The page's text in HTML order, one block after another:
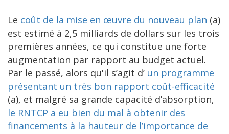
Le coût de la mise en œuvre du nouveau plan (a)
est estimé à 2,5 milliards de dollars sur les trois
premières années, ce qui constitue une forte
augmentation par rapport au budget actuel.
Par le passé, alors qu'il s’agit d’ un programme
présentant un très bon rapport coût-efficacité
(a), et malgré sa grande capacité d’absorption,
le RNTCP a eu bien du mal à obtenir des
financements à la hauteur de l’importance de